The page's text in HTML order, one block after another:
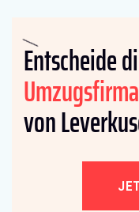
Entscheide
Umzugsfirma
von